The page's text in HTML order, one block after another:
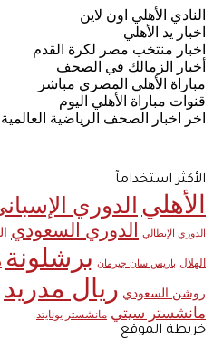
النادي الأهلي اون لاين
اخبار يد الأهلي
اخبار منتخب مصر لكرة القدم
أخبار الزمالك في الصحف
مباراة الأهلي المصري مباشر
قنوات مباراة الأهلي اليوم
اخر اخبار الصحف الرياضية العالمية
الأكثر استخدامآ
الأهلي الدوري
الدوري الإيطالي الدوري السعودي
الهلال باريس سان جيرمان برشلونة
روشن السعودي ريال مدريد
مانشستر سيتي مانشستر يونايتد
خريطة الموقع